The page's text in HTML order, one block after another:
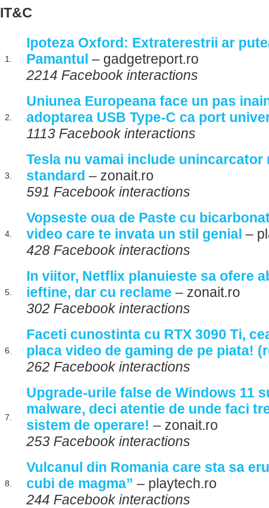
IT&C
1.
Ipoteza Oxford: Extraterestrii ar
Pamantul – gadgetreport.ro
2214 Facebook interactions
2.
Uniunea Europeana face un pas
adoptarea USB Type-C ca port
1113 Facebook interactions
3.
Tesla nu vamai include unincarcator
standard – zonait.ro
591 Facebook interactions
4.
Vopseste oua de Paste cu
video care te invata un stil genial –
428 Facebook interactions
5.
In viitor, Netflix planuieste sa ofere
ieftine, dar cu reclame – zonait.ro
302 Facebook interactions
6.
Faceti cunostinta cu RTX 3090 Ti,
placa video de gaming de pe piata!
262 Facebook interactions
7.
Upgrade-urile false de Windows 11
malware, deci atentie de unde faci
sistem de operare! – zonait.ro
253 Facebook interactions
8.
Vulcanul din Romania care sta sa
cubi de magma” – playtech.ro
244 Facebook interactions